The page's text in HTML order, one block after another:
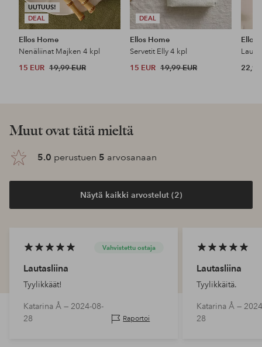
UUTUUS!
DEAL
Ellos Home
Nenäliinat Majken 4 kpl
15 EUR 19,99 EUR
DEAL
Ellos Home
Servetit Elly 4 kpl
15 EUR 19,99 EUR
Ellos
22,99
Muut ovat tätä mieltä
5.0 perustuen 5 arvosanaan
Näytä kaikki arvostelut (2)
Vahvistettu ostaja
Lautasliina
Tyylikkäät!
Katarina Å — 2024-08-
28
Raportoi
Lautasliina
Tyylikkäitä.
Katarina Å —
28